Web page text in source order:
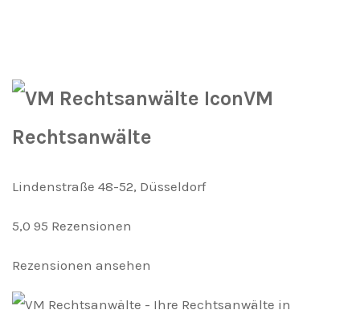
VM
Rechtsanwälte
Lindenstraße 48-52, Düsseldorf
5,0 95 Rezensionen
Rezensionen ansehen